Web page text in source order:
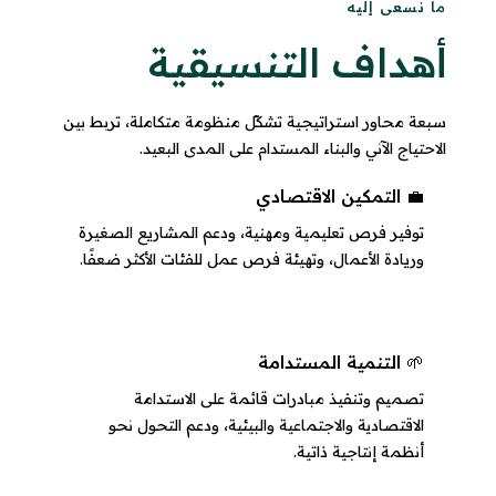
ما نسعى إليه
أهداف التنسيقية
سبعة محاور استراتيجية تشكّل منظومة متكاملة، تربط بين
الاحتياج الآني والبناء المستدام على المدى البعيد.
💼 التمكين الاقتصادي
توفير فرص تعليمية ومهنية، ودعم المشاريع الصغيرة
وريادة الأعمال، وتهيئة فرص عمل للفئات الأكثر ضعفًا.
🌱 التنمية المستدامة
تصميم وتنفيذ مبادرات قائمة على الاستدامة
الاقتصادية والاجتماعية والبيئية، ودعم التحول نحو
أنظمة إنتاجية ذاتية.